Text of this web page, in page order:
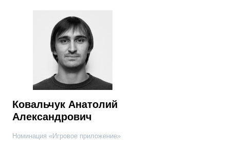
Ковальчук Анатолий
Александрович
Номинация «Игровое приложение»